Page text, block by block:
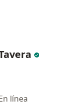
línea